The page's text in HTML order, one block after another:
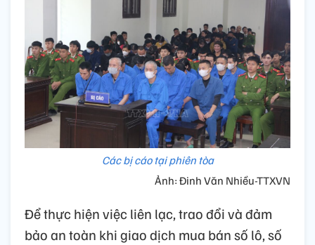
Các bị cáo tại phiên tòa
Ảnh: Đinh Văn Nhiều-TTXVN
Để thực hiện việc liên lạc, trao đổi và đảm
bảo an toàn khi giao dịch mua bán số lô, số